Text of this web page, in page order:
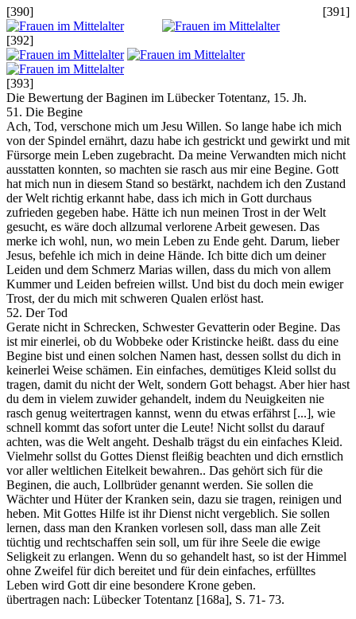
[390] [391]
[392]
[393]
Die Bewertung der Baginen im Lübecker Totentanz, 15. Jh.
51. Die Begine
Ach, Tod, verschone mich um Jesu Willen. So lange habe ich mich
von der Spindel ernährt, dazu habe ich gestrickt und gewirkt und mit
Fürsorge mein Leben zugebracht. Da meine Verwandten mich nicht
ausstatten konnten, so machten sie rasch aus mir eine Begine. Gott
hat mich nun in diesem Stand so bestärkt, nachdem ich den Zustand
der Welt richtig erkannt habe, dass ich mich in Gott durchaus
zufrieden gegeben habe. Hätte ich nun meinen Trost in der Welt
gesucht, es wäre doch allzumal verlorene Arbeit gewesen. Das
merke ich wohl, nun, wo mein Leben zu Ende geht. Darum, lieber
Jesus, befehle ich mich in deine Hände. Ich bitte dich um deiner
Leiden und dem Schmerz Marias willen, dass du mich von allem
Kummer und Leiden befreien willst. Und bist du doch mein ewiger
Trost, der du mich mit schweren Qualen erlöst hast.
52. Der Tod
Gerate nicht in Schrecken, Schwester Gevatterin oder Begine. Das
ist mir einerlei, ob du Wobbeke oder Kristincke heißt. dass du eine
Begine bist und einen solchen Namen hast, dessen sollst du dich in
keinerlei Weise schämen. Ein einfaches, demütiges Kleid sollst du
tragen, damit du nicht der Welt, sondern Gott behagst. Aber hier hast
du dem in vielem zuwider gehandelt, indem du Neuigkeiten nie
rasch genug weitertragen kannst, wenn du etwas erfährst [...], wie
schnell kommt das sofort unter die Leute! Nicht sollst du darauf
achten, was die Welt angeht. Deshalb trägst du ein einfaches Kleid.
Vielmehr sollst du Gottes Dienst fleißig beachten und dich ernstlich
vor aller weltlichen Eitelkeit bewahren.. Das gehört sich für die
Beginen, die auch, Lollbrüder genannt werden. Sie sollen die
Wächter und Hüter der Kranken sein, dazu sie tragen, reinigen und
heben. Mit Gottes Hilfe ist ihr Dienst nicht vergeblich. Sie sollen
lernen, dass man den Kranken vorlesen soll, dass man alle Zeit
tüchtig und rechtschaffen sein soll, um für ihre Seele die ewige
Seligkeit zu erlangen. Wenn du so gehandelt hast, so ist der Himmel
ohne Zweifel für dich bereitet und für dein einfaches, erfülltes
Leben wird Gott dir eine besondere Krone geben.
übertragen nach: Lübecker Totentanz [168a], S. 71- 73.